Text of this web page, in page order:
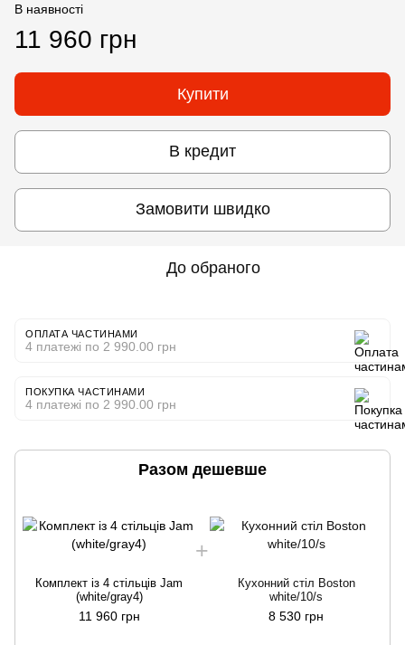
В наявності
11 960 грн
Купити
В кредит
Замовити швидко
До обраного
ОПЛАТА ЧАСТИНАМИ
4 платежі по 2 990.00 грн
ПОКУПКА ЧАСТИНАМИ
4 платежі по 2 990.00 грн
Разом дешевше
Комплект із 4 стільців Jam
(white/gray4)
11 960 грн
Кухонний стіл Boston
white/10/s
8 530 грн